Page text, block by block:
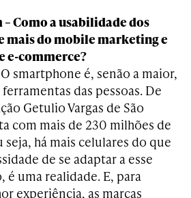
Como a usabilidade dos
mais do mobile marketing e
e-commerce?
O smartphone é, senão a maior,
das pessoas. De
Getulio Vargas de São
com mais de 230 milhões de
há mais celulares do que
de se adaptar a esse
uma realidade. E, para
experiência, as marcas